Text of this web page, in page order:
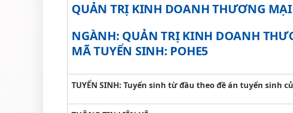
QUẢN TRỊ KINH DOANH THƯƠNG MẠI
NGÀNH: QUẢN TRỊ KINH DOANH
MÃ TUYỂN SINH: POHE5
TUYỂN SINH: Tuyển sinh từ đầu theo đề án tuyển sinh